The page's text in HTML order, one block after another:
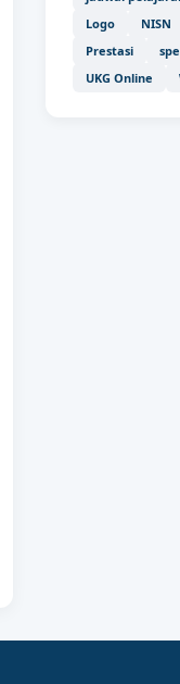
Logo
NISN
Prestasi
UKG Online